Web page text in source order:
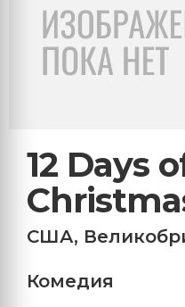
12 Days
США,
Комедия